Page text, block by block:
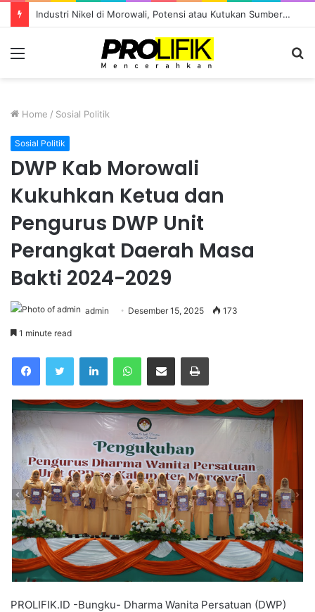
Industri Nikel di Morowali, Potensi atau Kutukan Sumber Daya?
Menu
Home / Sosial Politik
Sosial Politik
DWP Kab Morowali
Kukuhkan Ketua dan
Pengurus DWP Unit
Perangkat Daerah Masa
Bakti 2024-2029
admin Desember 15, 2025 173
1 minute read
FacebookTwitter LinkedInWhatsAppShare via Email Print
PROLIFIK.ID -Bungku- Dharma Wanita Persatuan (DWP)